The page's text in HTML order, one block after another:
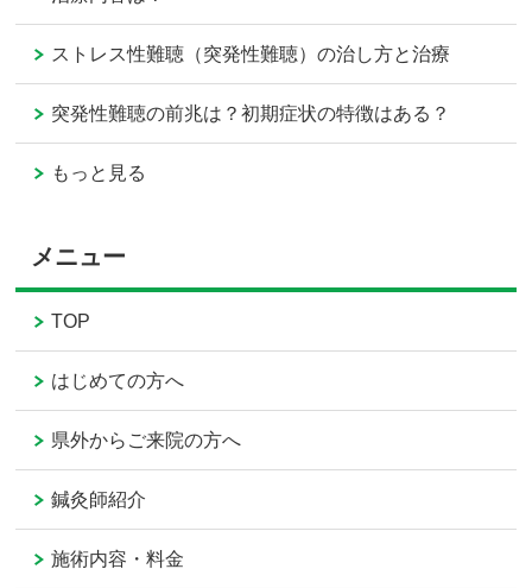
ストレス性難聴（突発性難聴）の治し方と治療
突発性難聴の前兆は？初期症状の特徴はある？
もっと見る
メニュー
TOP
はじめての方へ
県外からご来院の方へ
鍼灸師紹介
施術内容・料金